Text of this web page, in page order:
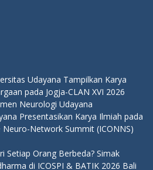
Udayana Tampilkan Karya
pada Jogja-CLAN XVI 2026
Neurologi Udayana
Presentasikan Karya Ilmiah pada
Network Summit (ICONNS)
Setiap Orang Berbeda? Simak
di ICOSPI & BATIK 2026 Bali